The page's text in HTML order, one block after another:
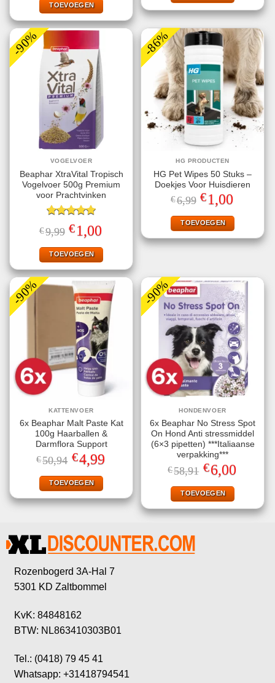
€7,95.
€1,00.
TOEVOEGEN
-90%
VOGELVOER
Beaphar XtraVital Tropisch
Vogelvoer 500g Premium
voor Prachtvinken
Gewaardeerd
5.00uit 5
€9,99 Oorspronkelijke
prijs
was:
€9,99.
€1,00
is:
€1,00.
TOEVOEGEN
-86%
HG PRODUCTEN
HG Pet Wipes 50 Stuks –
Doekjes Voor Huisdieren
€6,99 Oorspronkelijke
prijs
was:
€6,99.
€1,00
is:
€1,00.
TOEVOEGEN
-90%
KATTENVOER
6x Beaphar Malt Paste Kat
100g Haarballen &
Darmflora Support
€50,94 Oorspronkelijke
prijs
was:
€50,94.
€4,99Huidige
prijs
TOEVOEGEN
-90%
HONDENVOER
6x Beaphar No Stress Spot
On Hond Anti stressmiddel
(6×3 pipetten) ***Italiaanse
verpakking***
€58,91 Oorspronkelijke
prijs
was:
€58,91.
€6,00Huidige
prijs
TOEVOEGEN
Rozenbogerd 3A-Hal 7
5301 KD Zaltbommel
KvK: 84848162
BTW: NL863410303B01
Tel.: (0418) 79 45 41
Whatsapp: +31418794541